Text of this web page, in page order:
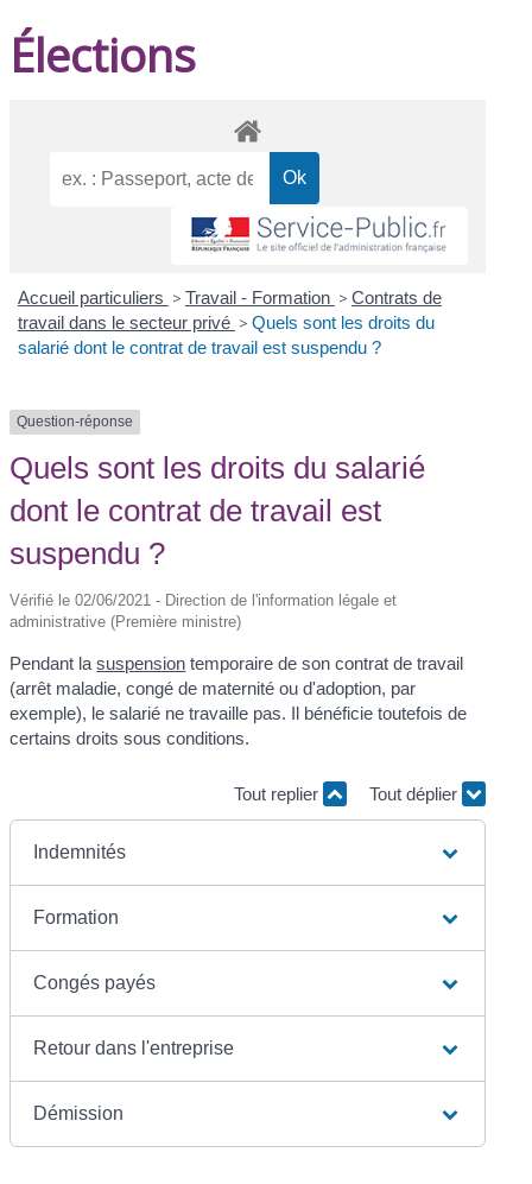
Élections
Accueil particuliers > Travail - Formation > Contrats de
travail dans le secteur privé > Quels sont les droits du
salarié dont le contrat de travail est suspendu ?
Question-réponse
Quels sont les droits du salarié
dont le contrat de travail est
suspendu ?
Vérifié le 02/06/2021 - Direction de l'information légale et
administrative (Première ministre)
Pendant lasuspension temporaire de son contrat de travail
(arrêt maladie, congé de maternité ou d'adoption, par
exemple), le salarié ne travaille pas. Il bénéficie toutefois de
certains droits sous conditions.
Tout replier Tout déplier
Indemnités
Formation
Congés payés
Retour dans l'entreprise
Démission